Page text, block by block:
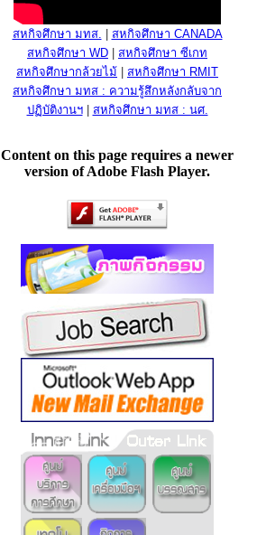
สหกิจศึกษา มทส.
สหกิจศึกษา CANADA
สหกิจศึกษา WD
สหกิจศึกษา ซีเกท
สหกิจศึกษากล้วยไม้
สหกิจศึกษา RMIT
สหกิจศึกษา มทส : ความรู้สึกหลังกลับจาก
ปฏิบัติงานฯ| สหกิจศึกษา มทส : นศ.
Content on this page requires a newer
version of Adobe Flash Player.